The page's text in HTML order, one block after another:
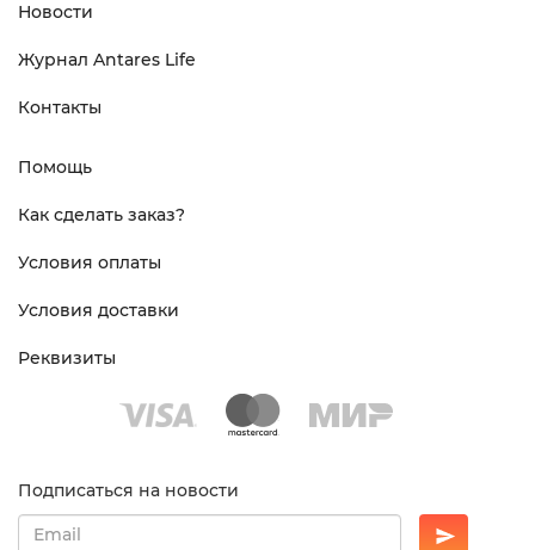
Новости
Журнал Antares Life
Контакты
Помощь
Как сделать заказ?
Условия оплаты
Условия доставки
Реквизиты
Подписаться на новости